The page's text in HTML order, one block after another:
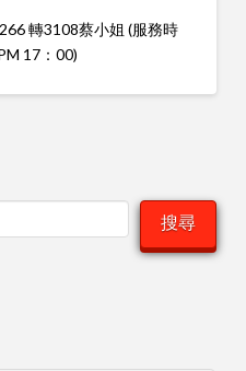
轉3108蔡小姐 (服務時
17：00)
搜尋